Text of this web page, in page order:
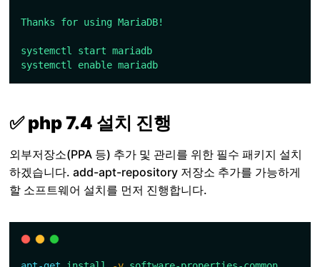
Thanks for using MariaDB!
systemctl start mariadb
systemctl enable mariadb
✅ php 7.4 설치 진행
외부저장소(PPA 등) 추가 및 관리를 위한 필수 패키지 설치
하겠습니다. add-apt-repository 저장소 추가를 가능하게
할 소프트웨어 설치를 먼저 진행합니다.